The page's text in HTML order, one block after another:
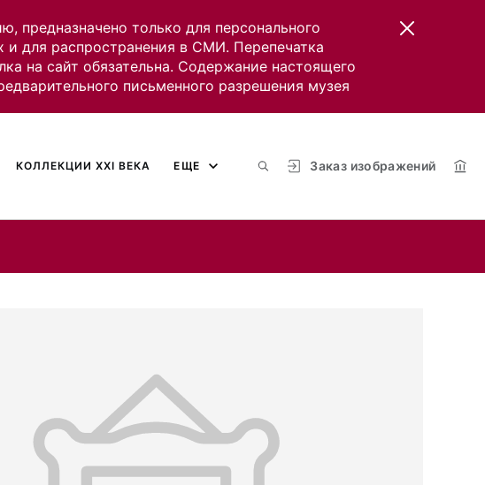
предназначено только для персонального
и для распространения в СМИ. Перепечатка
на сайт обязательна. Содержание настоящего
письменного разрешения музея
Заказ изображений
КОЛЛЕКЦИИ XXI ВЕКА ЕЩЕ